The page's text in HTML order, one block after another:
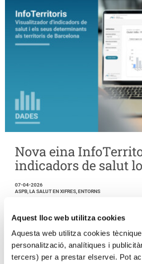
Aquest lloc web utilitza cookies
Aquesta web utilitza cookies
personalització, analítiques i
tercers) per a prestar elservei. Pot
Nova eina
indicadors de salut
07-04-2026
ASPB, LA SALUT EN XIFRES, ENTORNS